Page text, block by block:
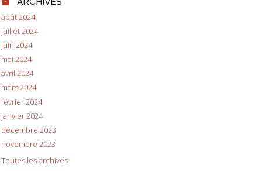
août 2024
juillet 2024
juin 2024
mai 2024
avril 2024
mars 2024
février 2024
janvier 2024
décembre 2023
novembre 2023
Toutes les archives